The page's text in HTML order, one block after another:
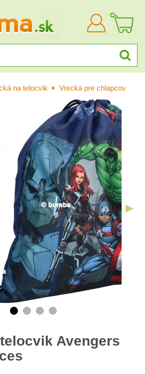
Prihlásiť
sa
na telocvik Vrecká pre chlapcov
Avengers